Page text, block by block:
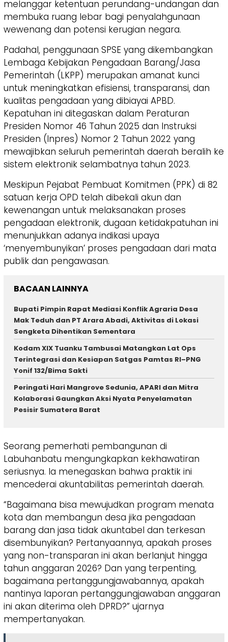
melanggar ketentuan perundang-undangan dan
membuka ruang lebar bagi penyalahgunaan
wewenang dan potensi kerugian negara.
​Padahal, penggunaan SPSE yang dikembangkan
Lembaga Kebijakan Pengadaan Barang/Jasa
Pemerintah (LKPP) merupakan amanat kunci
untuk meningkatkan efisiensi, transparansi, dan
kualitas pengadaan yang dibiayai APBD.
Kepatuhan ini ditegaskan dalam Peraturan
Presiden Nomor 46 Tahun 2025 dan Instruksi
Presiden (Inpres) Nomor 2 Tahun 2022 yang
mewajibkan seluruh pemerintah daerah beralih ke
sistem elektronik selambatnya tahun 2023.
​Meskipun Pejabat Pembuat Komitmen (PPK) di 82
satuan kerja OPD telah dibekali akun dan
kewenangan untuk melaksanakan proses
pengadaan elektronik, dugaan ketidakpatuhan ini
menunjukkan adanya indikasi upaya
‘menyembunyikan’ proses pengadaan dari mata
publik dan pengawasan.
BACAAN LAINNYA
Bupati Pimpin Rapat Mediasi Konflik Agraria Desa
Mak Teduh dan PT Arara Abadi, Aktivitas di Lokasi
Sengketa Dihentikan Sementara
Kodam XIX Tuanku Tambusai Matangkan Lat Ops
Terintegrasi dan Kesiapan Satgas Pamtas RI–PNG
Yonif 132/Bima Sakti
Peringati Hari Mangrove Sedunia, APARI dan Mitra
Kolaborasi Gaungkan Aksi Nyata Penyelamatan
Pesisir Sumatera Barat
​Seorang pemerhati pembangunan di
Labuhanbatu mengungkapkan kekhawatiran
seriusnya. Ia menegaskan bahwa praktik ini
mencederai akuntabilitas pemerintah daerah.
​“Bagaimana bisa mewujudkan program menata
kota dan membangun desa jika pengadaan
barang dan jasa tidak akuntabel dan terkesan
disembunyikan? Pertanyaannya, apakah proses
yang non-transparan ini akan berlanjut hingga
tahun anggaran 2026? Dan yang terpenting,
bagaimana pertanggungjawabannya, apakah
nantinya laporan pertanggungjawaban anggaran
ini akan diterima oleh DPRD?” ujarnya
mempertanyakan.